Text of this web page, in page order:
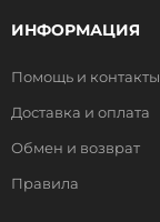
ИНФОРМАЦИЯ
Помощь и контакты
Доставка и оплата
Обмен и возврат
Правила